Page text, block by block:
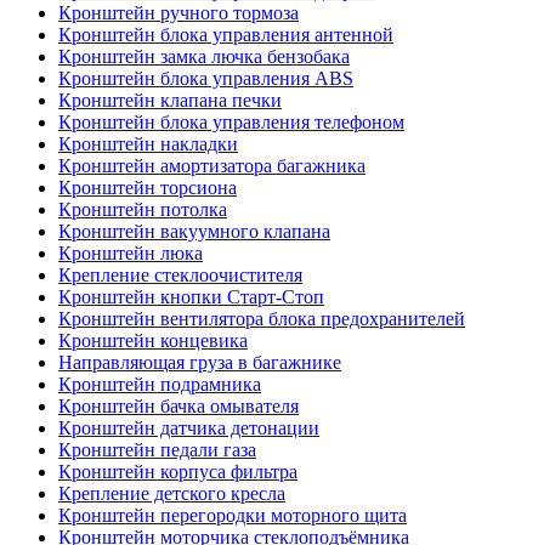
Кронштейн ручного тормоза
Кронштейн блока управления антенной
Кронштейн замка лючка бензобака
Кронштейн блока управления ABS
Кронштейн клапана печки
Кронштейн блока управления телефоном
Кронштейн накладки
Кронштейн амортизатора багажника
Кронштейн торсиона
Кронштейн потолка
Кронштейн вакуумного клапана
Кронштейн люка
Крепление стеклоочистителя
Кронштейн кнопки Старт-Стоп
Кронштейн вентилятора блока предохранителей
Кронштейн концевика
Направляющая груза в багажнике
Кронштейн подрамника
Кронштейн бачка омывателя
Кронштейн датчика детонации
Кронштейн педали газа
Кронштейн корпуса фильтра
Крепление детского кресла
Кронштейн перегородки моторного щита
Кронштейн моторчика стеклоподъёмника